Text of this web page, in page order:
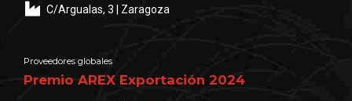
C/Argualas, 3 | Zaragoza
Proveedores globales
Premio AREX Exportación 2024